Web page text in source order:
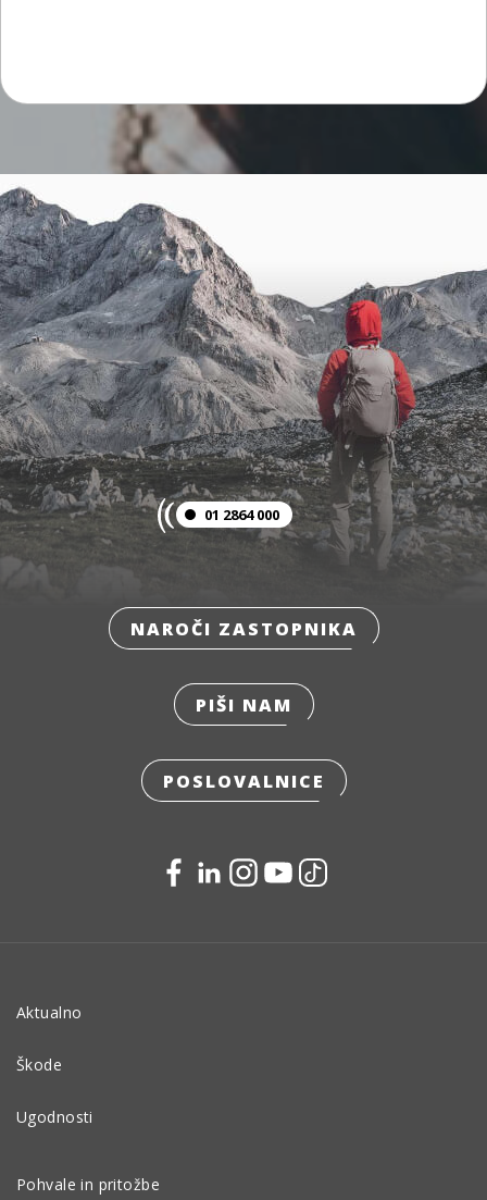
01 2864 000
NAROČI ZASTOPNIKA
PIŠI NAM
POSLOVALNICE
Aktualno
Škode
Ugodnosti
Pohvale in pritožbe